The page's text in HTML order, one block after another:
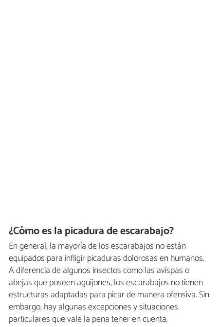
¿Cómo es la picadura de escarabajo?
En general, la mayoría de los escarabajos no están
equipados para infligir picaduras dolorosas en humanos.
A diferencia de algunos insectos como las avispas o
abejas que poseen aguijones, los escarabajos no tienen
estructuras adaptadas para picar de manera ofensiva. Sin
embargo, hay algunas excepciones y situaciones
particulares que vale la pena tener en cuenta.